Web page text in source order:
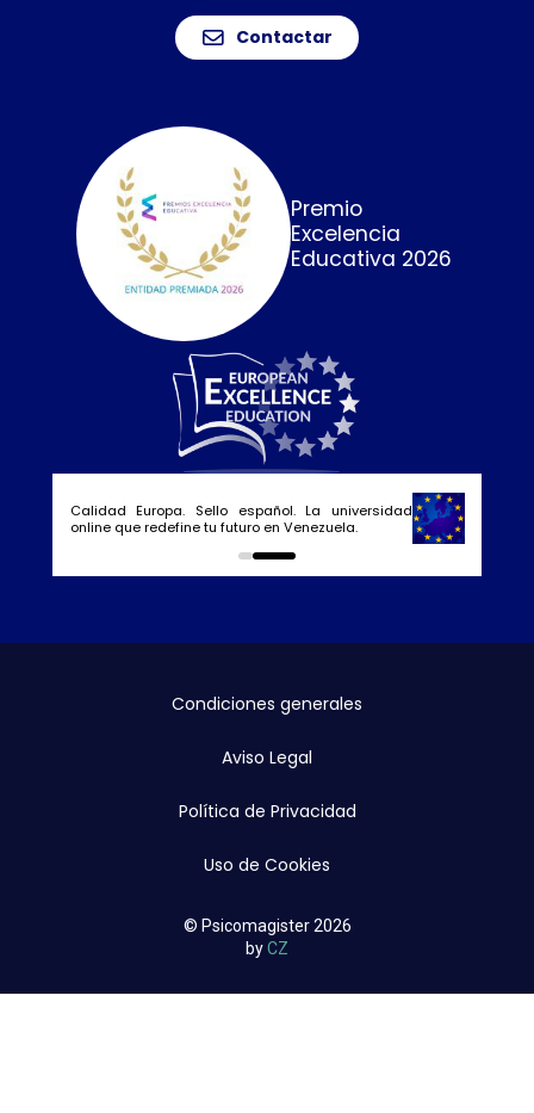
Contactar
Premio
Excelencia
Educativa 2026
Calidad Europa. Sello español. La universidad
online que redefine tu futuro en Venezuela.
0 1
Condiciones generales
Aviso Legal
Política de Privacidad
Uso de Cookies
© Psicomagister 2026
byCZ